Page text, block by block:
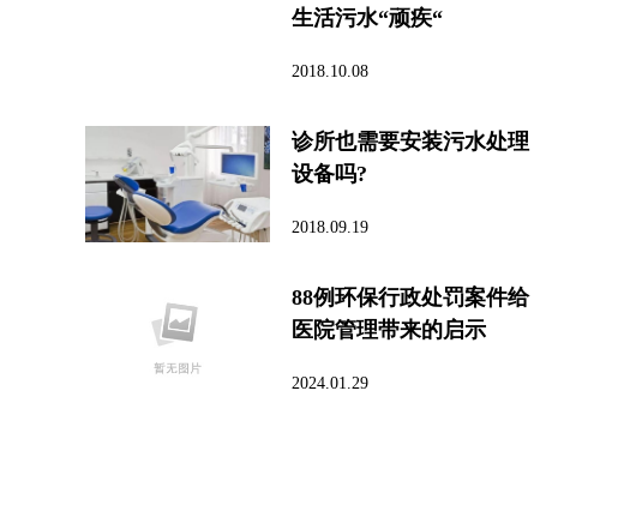
生活污水“顽疾“
2018.10.08
诊所也需要安装污水处理
设备吗?
2018.09.19
88例环保行政处罚案件给
医院管理带来的启示
2024.01.29